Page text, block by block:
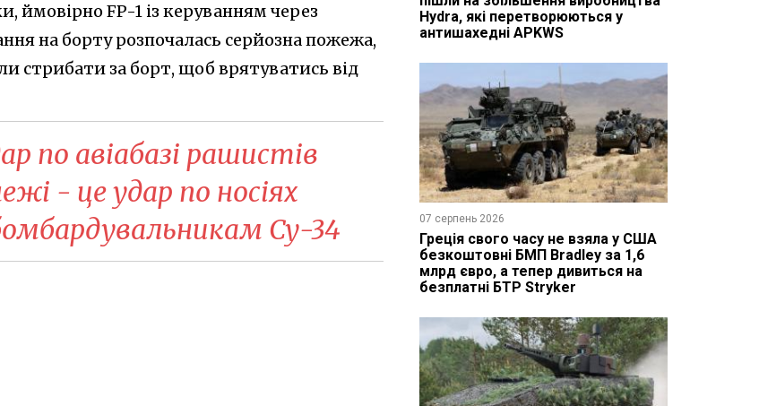
ймовірно FP-1 із керуванням через
на борту розпочалась серйозна пожежа,
стрибати за борт, щоб врятуватись від
по авіабазі рашистів
- це удар по носіях
Су-34
Hydra, які перетворюються у
антишахедні APKWS
07 серпень 2026
Греція свого часу не взяла у США
безкоштовні БМП Bradley за 1,6
млрд євро, а тепер дивиться на
безплатні БТР Stryker